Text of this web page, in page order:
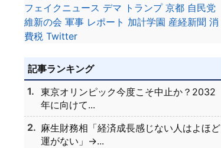
フェイクニュース デマ トランプ 京都 自民党
維新の会 軍事 レポート 加計学園 産経新聞 消
費税 Twitter
記事ランキング
東京オリンピック今度こそ中止か？2032
年に向けて...
麻生財務相「経済成長感じない人はよほど
運がない」→...